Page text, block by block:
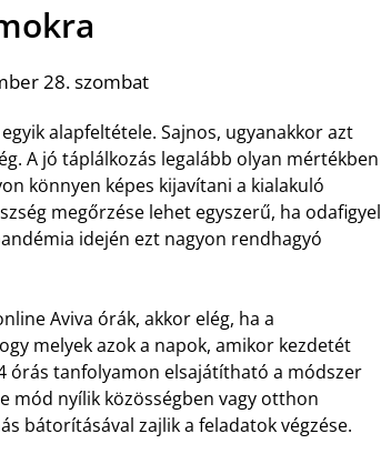
28. szombat
alapfeltétele. Sajnos, ugyanakkor azt
A jó táplálkozás legalább olyan mértékben
könnyen képes kijavítani a kialakuló
megőrzése lehet egyszerű, ha odafigyel
idején ezt nagyon rendhagyó
Aviva órák, akkor elég, ha a
melyek azok a napok, amikor kezdetét
órás tanfolyamon elsajátítható a módszer
mód nyílik közösségben vagy otthon
bátorításával zajlik a feladatok végzése.